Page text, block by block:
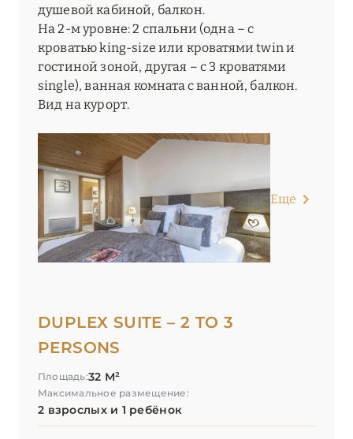
душевой кабиной, балкон.
На 2-м уровне: 2 спальни (одна – с
кроватью king-size или кроватями twin и
гостиной зоной, другая – с 3 кроватями
single), ванная комната с ванной, балкон.
Вид на курорт.
Еще
DUPLEX SUITE – 2 TO 3
PERSONS
Площадь:32 М²
Максимальное размещение:
2 взрослых и 1 ребёнок